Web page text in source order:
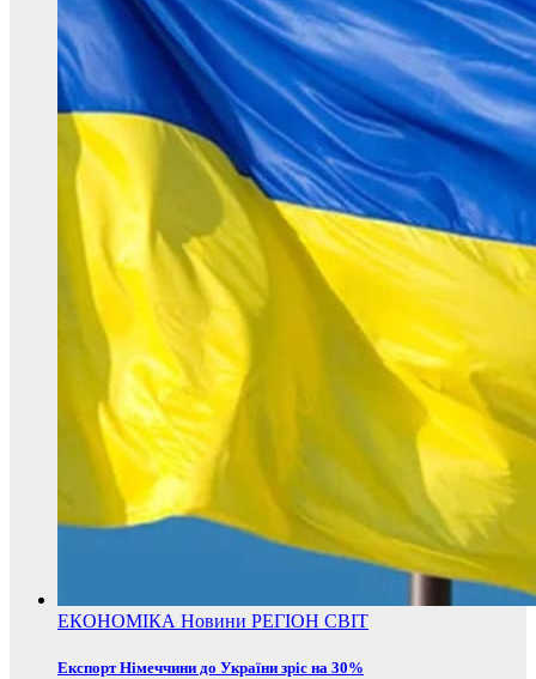
ЕКОНОМІКА Новини РЕГІОН СВІТ
Експорт Німеччини до України зріс на 30%